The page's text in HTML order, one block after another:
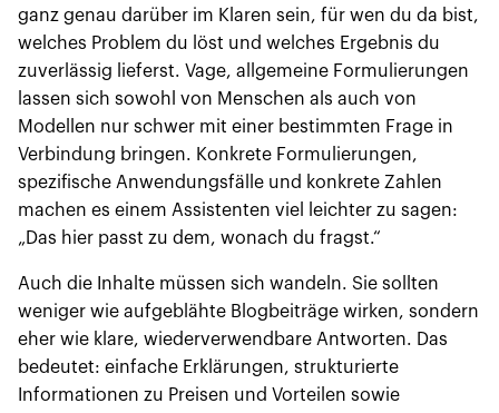
ganz genau darüber im Klaren sein, für wen du da bist,
welches Problem du löst und welches Ergebnis du
zuverlässig lieferst. Vage, allgemeine Formulierungen
lassen sich sowohl von Menschen als auch von
Modellen nur schwer mit einer bestimmten Frage in
Verbindung bringen. Konkrete Formulierungen,
spezifische Anwendungsfälle und konkrete Zahlen
machen es einem Assistenten viel leichter zu sagen:
„Das hier passt zu dem, wonach du fragst.“
Auch die Inhalte müssen sich wandeln. Sie sollten
weniger wie aufgeblähte Blogbeiträge wirken, sondern
eher wie klare, wiederverwendbare Antworten. Das
bedeutet: einfache Erklärungen, strukturierte
Informationen zu Preisen und Vorteilen sowie